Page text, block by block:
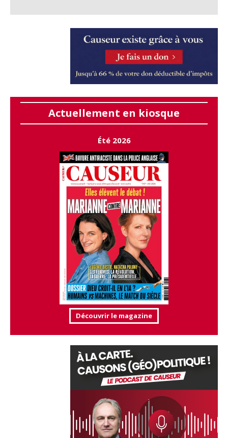
Actuellement en kiosque
Été 2026
Découvrir le magazine